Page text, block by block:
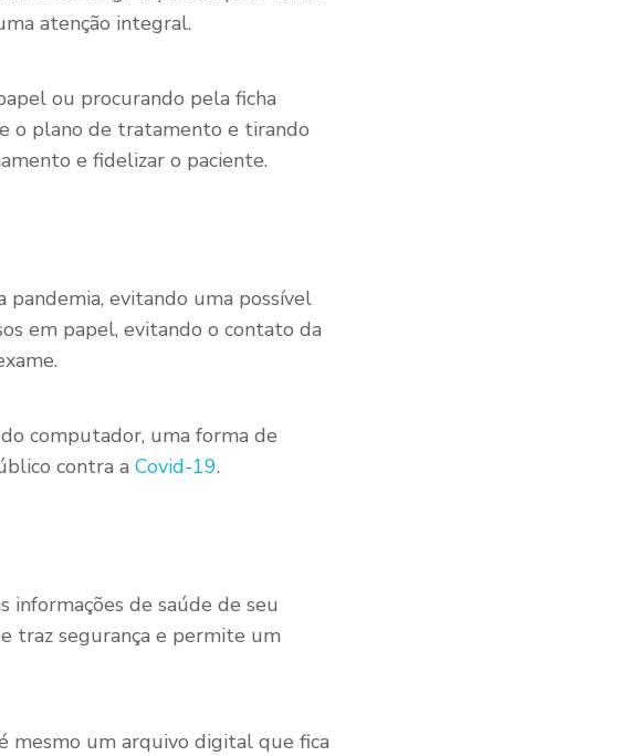
atenção integral.
ou procurando pela ficha
o plano de tratamento e tirando
e fidelizar o paciente.
evitando uma possível
em papel, evitando o contato da
computador, uma forma de
contra a Covid-19.
de saúde de seu
traz segurança e permite um
mesmo um arquivo digital que fica